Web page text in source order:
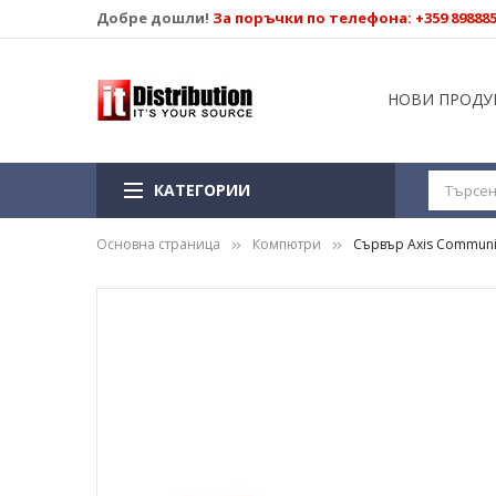
Добре дошли! За поръчки по телефона: +359
НОВИ
КАТЕГОРИИ
Основна страница Компютри Сървър Axis